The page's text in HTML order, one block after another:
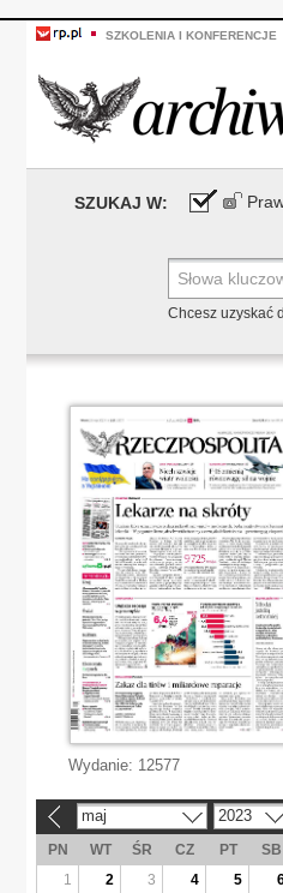
SZKOLENIA I KONFERENCJE
SZUKAJ W:
Chcesz uzyskać
Wydanie: 12577
maj 2023
PN WT ŚR CZ PT SB
1
2 3 4 5